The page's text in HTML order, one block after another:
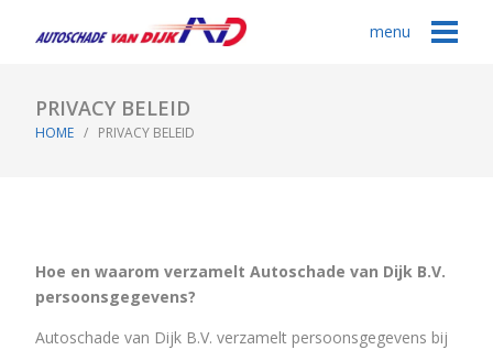
menu
PRIVACY BELEID
HOME / PRIVACY BELEID
Hoe en waarom verzamelt Autoschade van Dijk B.V.
persoonsgegevens?
Autoschade van Dijk B.V. verzamelt persoonsgegevens bij